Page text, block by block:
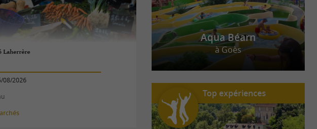
Laherrère
08/2026
Aqua Béarn
à Goès
Top expériences